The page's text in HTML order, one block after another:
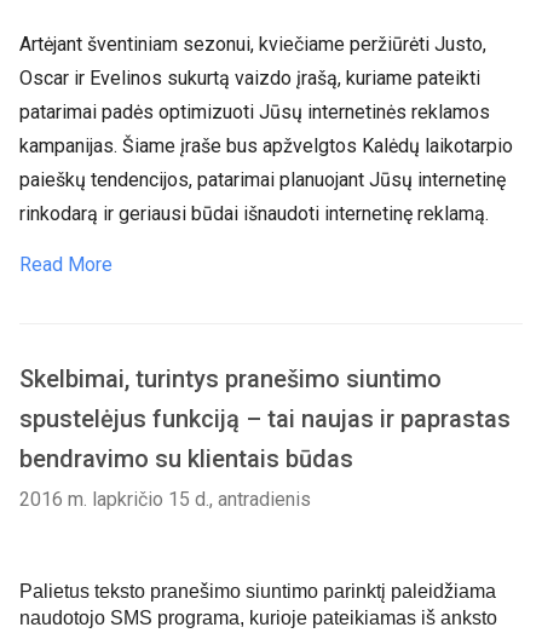
Artėjant šventiniam sezonui, kviečiame peržiūrėti Justo,
Oscar ir Evelinos sukurtą vaizdo įrašą, kuriame pateikti
patarimai padės optimizuoti Jūsų internetinės reklamos
kampanijas. Šiame įraše bus apžvelgtos Kalėdų laikotarpio
paieškų tendencijos, patarimai planuojant Jūsų internetinę
rinkodarą ir geriausi būdai išnaudoti internetinę reklamą.
Read More
Skelbimai, turintys pranešimo siuntimo
spustelėjus funkciją – tai naujas ir paprastas
bendravimo su klientais būdas
2016 m. lapkričio 15 d., antradienis
Palietus teksto pranešimo siuntimo parinktį paleidžiama
naudotojo SMS programa, kurioje pateikiamas iš anksto